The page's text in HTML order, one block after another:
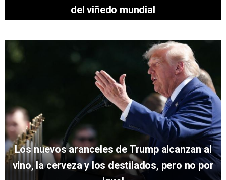
del viñedo mundial
Los nuevos aranceles de Trump alcanzan al
vino, la cerveza y los destilados, pero no por